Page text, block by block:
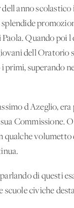
dell'anno
Quando poi
dell'Oratorio
superando
d'Azeglio,
Commissione.
di questi
scuole civiche